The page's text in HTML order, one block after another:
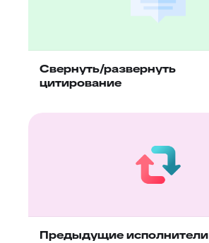
Свернуть/развернуть
цитирование
Предыдущие исполнители